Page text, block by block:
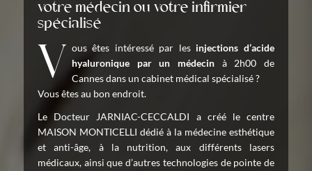
votre médecin ou votre infirmier
spécialisé
Vous êtes intéressé par les injections d’acide
hyaluronique par un médecinà 2h00 de
Cannes dans un cabinet médical spécialisé ?
Vous êtes au bon endroit.
Le Docteur JARNIAC-CECCALDI a créé le centre
MAISON MONTICELLI dédié à la médecine esthétique
et anti-âge, à la nutrition, aux différents lasers
médicaux, ainsi que d’autres technologies de pointe de